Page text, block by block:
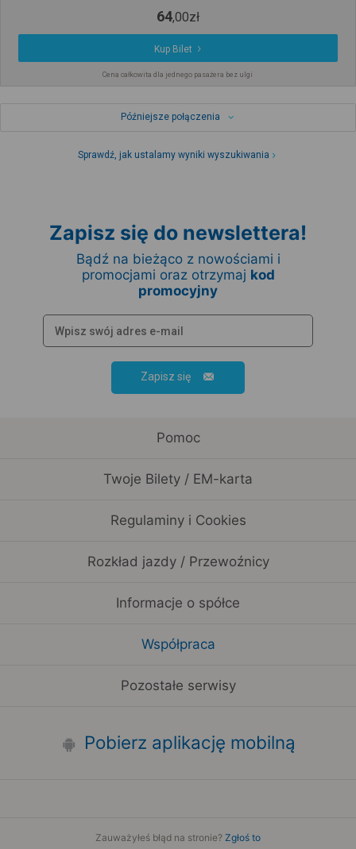
64,00zł
Kup Bilet
Cena całkowita dla jednego pasażera bez ulgi
Późniejsze połączenia
Sprawdź, jak ustalamy wyniki wyszukiwania
Zapisz się do newslettera!
Bądź na bieżąco z nowościami i
promocjami oraz otrzymaj kod
promocyjny
Zapisz się
Pomoc
Twoje Bilety / EM-karta
Regulaminy i Cookies
Rozkład jazdy / Przewoźnicy
Informacje o spółce
Współpraca
Pozostałe serwisy
Pobierz aplikację mobilną
Zauważyłeś błąd na stronie? Zgłoś to